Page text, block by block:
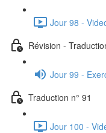
Jour 98 -
Révision -
Jour 99 -
Traduction n° 91
Jour 100 -